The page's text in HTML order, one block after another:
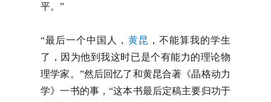
平。”
“最后一个中国人， 黄昆 ，不能算我的学生
了，因为他到我这时已是个有能力的理论物
理学家。”然后回忆了和黄昆合著《晶格动力
学》一书的事，“这本书最后定稿主要归功于